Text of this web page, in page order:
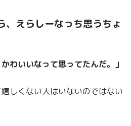
、えらしーなっち思うちょ
わいいなって思ってたんだ。」
しくない人はいないのではない